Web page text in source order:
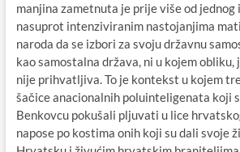
manjina zametnuta je prije više od jednog
nasuprot intenziviranim nastojanjima
naroda da se izbori za svoju državnu
kao samostalna država, ni u kojem obliku,
nije prihvatljiva. To je kontekst u kojem
šačice anacionalnih poluinteligenata koji
Benkovcu pokušali pljuvati u lice
napose po kostima onih koji su dali svoje